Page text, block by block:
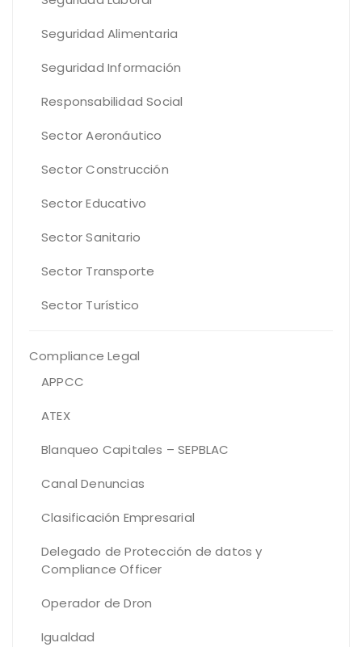
Seguridad Alimentaria
Seguridad Información
Responsabilidad Social
Sector Aeronáutico
Sector Construcción
Sector Educativo
Sector Sanitario
Sector Transporte
Sector Turístico
Compliance Legal
APPCC
ATEX
Blanqueo Capitales – SEPBLAC
Canal Denuncias
Clasificación Empresarial
Delegado de Protección de datos y
Compliance Officer
Operador de Dron
Igualdad